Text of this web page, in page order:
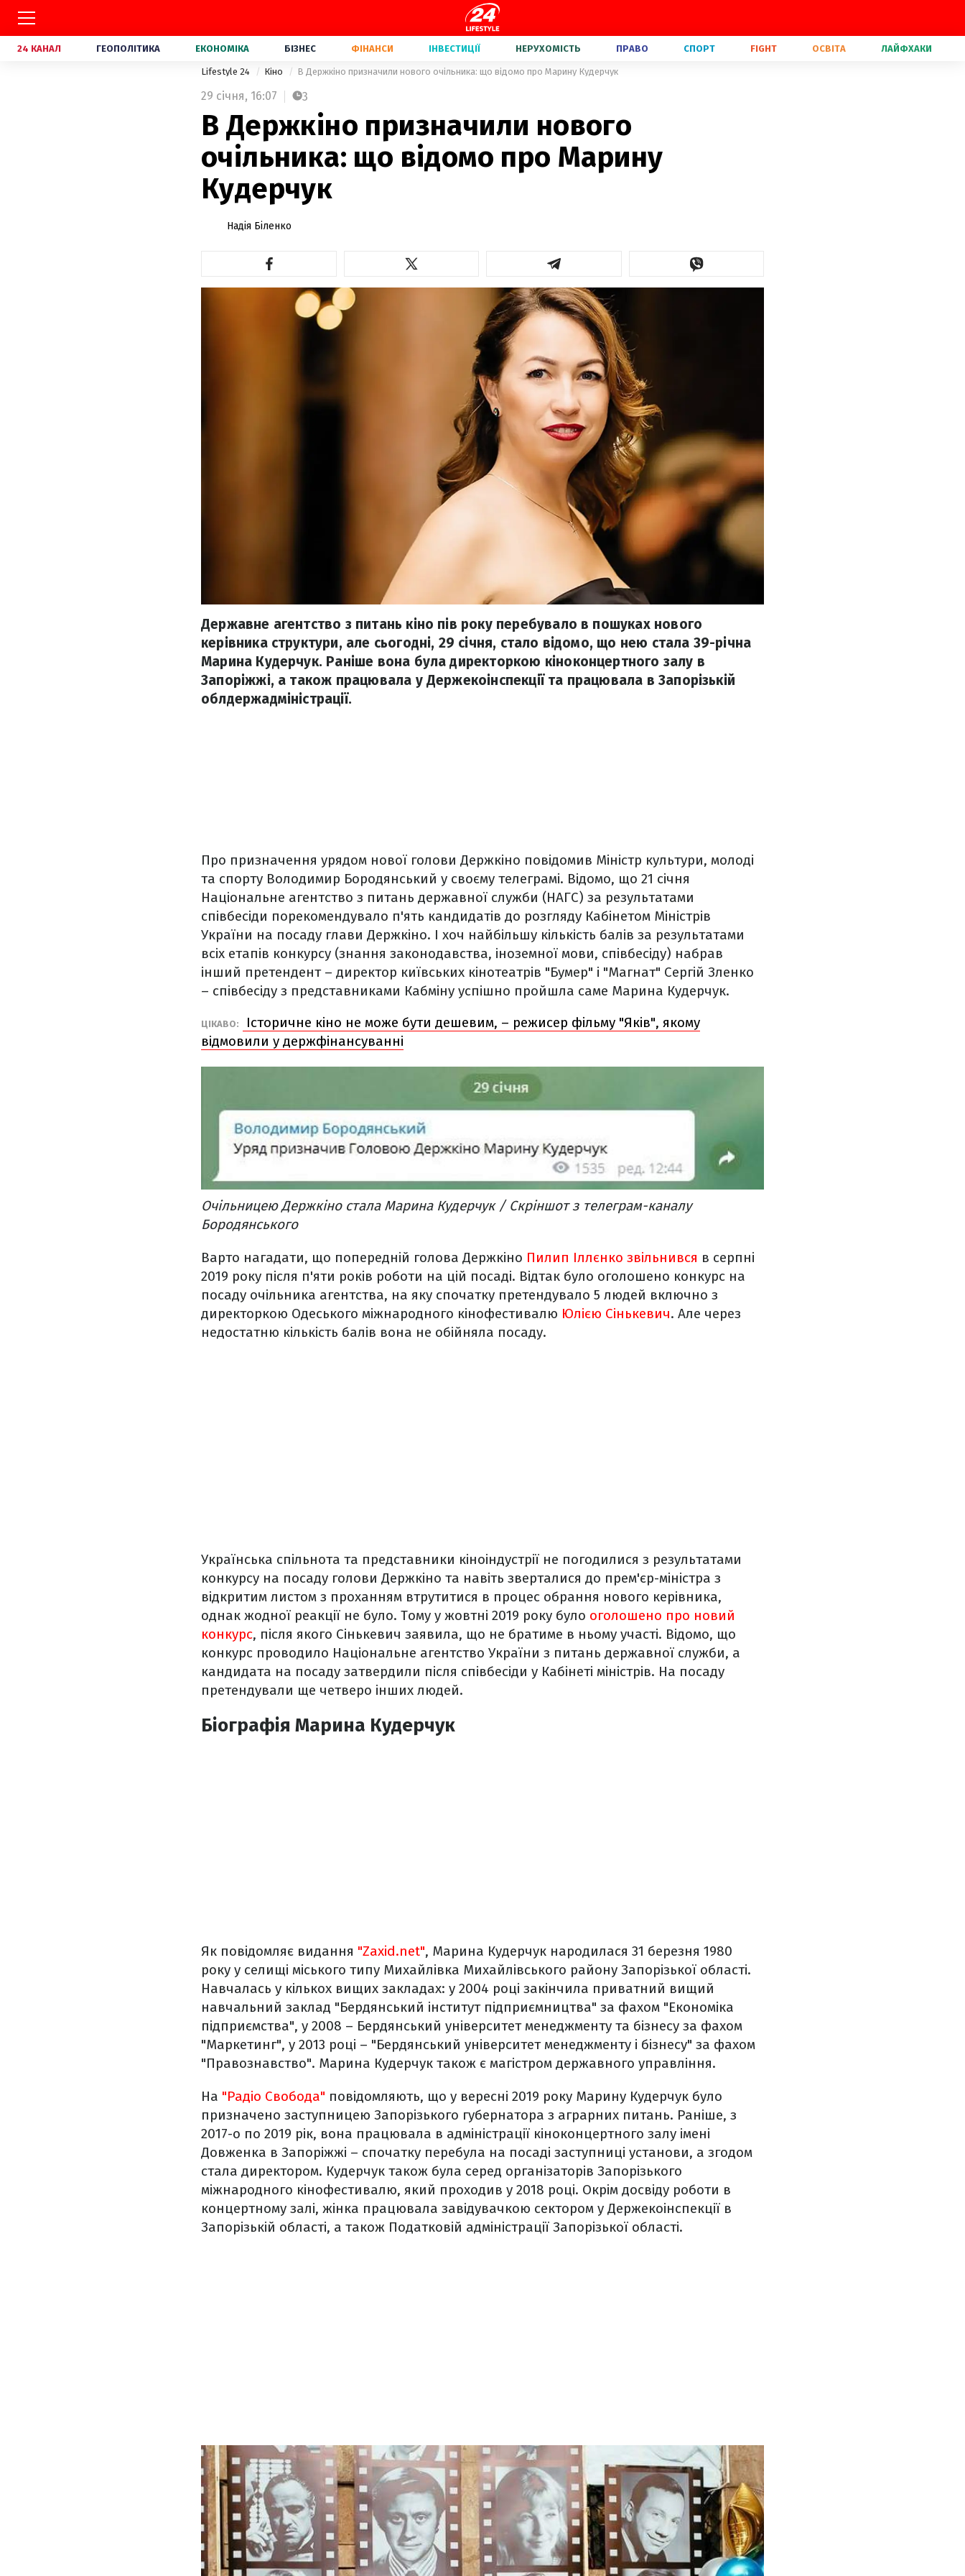
24 КАНАЛ ГЕОПОЛІТИКА ЕКОНОМІКА БІЗНЕС ФІНАНСИ ІНВЕСТИЦІЇ НЕРУХОМІСТЬ ПРАВО СПОРТ FIGHT ОСВІТА ЛАЙФХАКИ
Lifestyle 24 Кіно В Держкіно призначили нового очільника: що відомо про Марину Кудерчук
29 січня, 16:07 3
В Держкіно призначили нового
очільника: що відомо про Марину
Кудерчук
Надія Біленко
Державне агентство з питань кіно пів року перебувало в пошуках нового
керівника структури, але сьогодні, 29 січня, стало відомо, що нею стала 39-річна
Марина Кудерчук. Раніше вона була директоркою кіноконцертного залу в
Запоріжжі, а також працювала у Держекоінспекції та працювала в Запорізькій
облдержадміністрації.
Про призначення урядом нової голови Держкіно повідомив Міністр культури, молоді
та спорту Володимир Бородянський у своєму телеграмі. Відомо, що 21 січня
Національне агентство з питань державної служби (НАГС) за результатами
співбесіди порекомендувало п'ять кандидатів до розгляду Кабінетом Міністрів
України на посаду глави Держкіно. І хоч найбільшу кількість балів за результатами
всіх етапів конкурсу (знання законодавства, іноземної мови, співбесіду) набрав
інший претендент – директор київських кінотеатрів "Бумер" і "Магнат" Сергій Зленко
– співбесіду з представниками Кабміну успішно пройшла саме Марина Кудерчук.
ЦІКАВО:
Історичне кіно не може бути дешевим, – режисер фільму "Яків", якому
відмовили у держфінансуванні
Очільницею Держкіно стала Марина Кудерчук / Скріншот з телеграм-каналу
Бородянського
Варто нагадати, що попередній голова Держкіно Пилип Іллєнко звільнився в серпні
2019 року після п'яти років роботи на цій посаді. Відтак було оголошено конкурс на
посаду очільника агентства, на яку спочатку претендувало 5 людей включно з
директоркою Одеського міжнародного кінофестивалю Юлією Сінькевич. Але через
недостатню кількість балів вона не обійняла посаду.
Українська спільнота та представники кіноіндустрії не погодилися з результатами
конкурсу на посаду голови Держкіно та навіть зверталися до прем'єр-міністра з
відкритим листом з проханням втрутитися в процес обрання нового керівника,
однак жодної реакції не було. Тому у жовтні 2019 року було оголошено про новий
конкурс, після якого Сінькевич заявила, що не братиме в ньому участі. Відомо, що
конкурс проводило Національне агентство України з питань державної служби, а
кандидата на посаду затвердили після співбесіди у Кабінеті міністрів. На посаду
претендували ще четверо інших людей.
Біографія Марина Кудерчук
Як повідомляє видання "Zaxid.net", Марина Кудерчук народилася 31 березня 1980
року у селищі міського типу Михайлівка Михайлівського району Запорізької області.
Навчалась у кількох вищих закладах: у 2004 році закінчила приватний вищий
навчальний заклад "Бердянський інститут підприємництва" за фахом "Економіка
підприємства", у 2008 – Бердянський університет менеджменту та бізнесу за фахом
"Маркетинг", у 2013 році – "Бердянський університет менеджменту і бізнесу" за фахом
"Правознавство". Марина Кудерчук також є магістром державного управління.
На "Радіо Свобода" повідомляють, що у вересні 2019 року Марину Кудерчук було
призначено заступницею Запорізького губернатора з аграрних питань. Раніше, з
2017-о по 2019 рік, вона працювала в адміністрації кіноконцертного залу імені
Довженка в Запоріжжі – спочатку перебула на посаді заступниці установи, а згодом
стала директором. Кудерчук також була серед організаторів Запорізького
міжнародного кінофестивалю, який проходив у 2018 році. Окрім досвіду роботи в
концертному залі, жінка працювала завідувачкою сектором у Держекоінспекції в
Запорізькій області, а також Податковій адміністрації Запорізької області.